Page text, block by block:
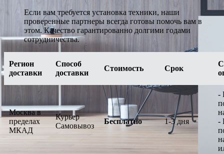
Если вам требуется установка техники, наши
проверенные партнеры всегда готовы помочь вам в
этом. Качество гарантированно долгими годами
сотрудничества.
Регион
доставки
Способ
доставки
Стоимость Срок
Москва в
пределах
МКАД
Курьер
Самовывоз
Бесплатно 1-3 дня
-
-